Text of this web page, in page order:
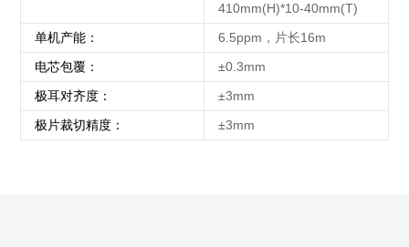
410mm(H)*10-40mm(T)
单机产能：
6.5ppm，片长16m
电芯包覆：
±0.3mm
极耳对齐度：
±3mm
极片裁切精度：
±3mm